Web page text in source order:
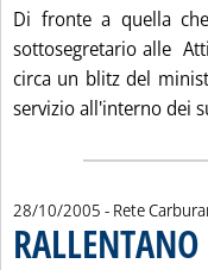
Di fronte a quella
sottosegretario alle
circa un blitz del
servizio all'interno dei
28/10/2005 - Rete